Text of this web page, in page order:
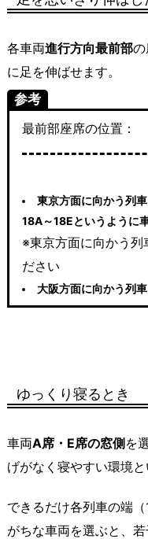
各車両進行方向最前部
に足を伸ばせます。
参考
最前部座席の位置：
東京方面に向かう列
18A～18Eというように
※東京方面に向かう列
ださい
大阪方面に向かう列
ゆっくり寝るとき
車両A席・E席の窓側を
げがなく寝やすい環境と
できるだけ各列車の端
がちな車両を選ぶと、